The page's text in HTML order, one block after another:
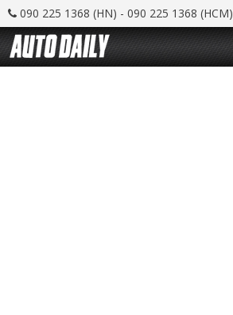
090 225 1368 (HN) - 090 225 1368 (HCM)